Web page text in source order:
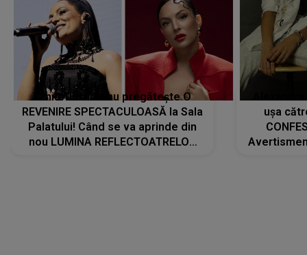
Tania Turtureanu pregătește O
REVENIRE SPECTACULOASĂ la Sala
Palatului! Când se va aprinde din
nou LUMINA REFLECTOATRELOR
ușa